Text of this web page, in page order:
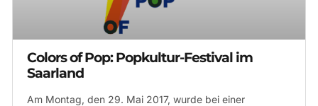
Colors of Pop: Popkultur-Festival im
Saarland
Am Montag, den 29. Mai 2017, wurde bei einer